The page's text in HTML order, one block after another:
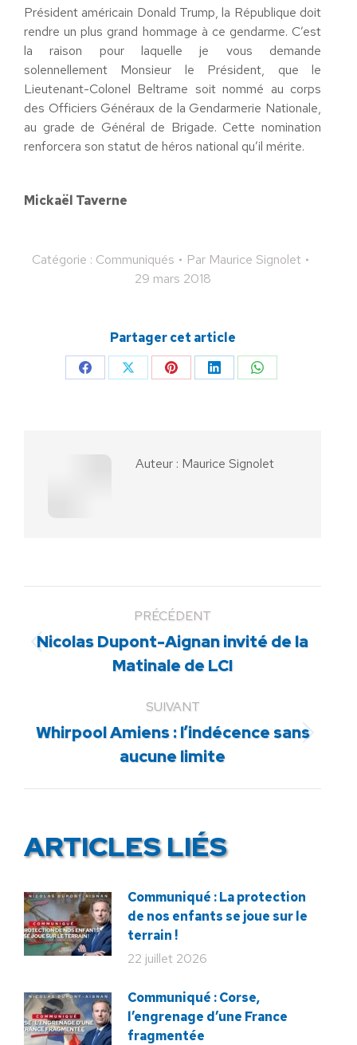
Président américain Donald Trump, la République doit
rendre un plus grand hommage à ce gendarme. C’est
la raison pour laquelle je vous demande
solennellement Monsieur le Président, que le
Lieutenant-Colonel Beltrame soit nommé au corps
des Officiers Généraux de la Gendarmerie Nationale,
au grade de Général de Brigade. Cette nomination
renforcera son statut de héros national qu’il mérite.
Mickaël Taverne
Catégorie : Communiqués Par Maurice Signolet
29 mars 2018
Partager cet article
PartagerPartagerPartagerPartagerPartager
Auteur : Maurice Signolet
PRÉCÉDENT
Article
précédent
Nicolas Dupont-Aignan invité de la
Matinale de LCI
SUIVANT
Article
suivant
Whirpool Amiens : l’indécence sans
aucune limite
ARTICLES LIÉS
Communiqué : La protection
de nos enfants se joue sur le
terrain !
22 juillet 2026
Communiqué : Corse,
l’engrenage d’une France
fragmentée